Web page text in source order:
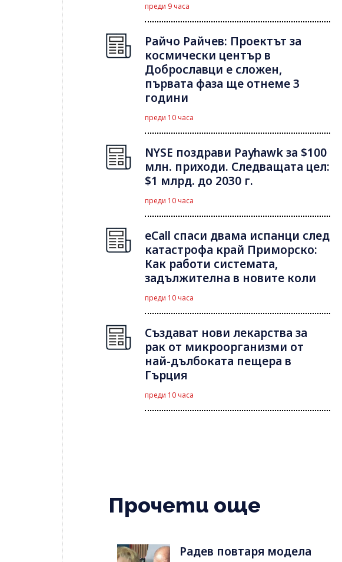
преди 9 часа
Райчо Райчев: Проектът за
космически център в
Доброславци е сложен,
първата фаза ще отнеме 3
години
преди 10 часа
NYSE поздрави Payhawk за $100
млн. приходи. Следващата цел:
$1 млрд. до 2030 г.
преди 10 часа
eCall спаси двама испанци след
катастрофа край Приморско:
Как работи системата,
задължителна в новите коли
преди 10 часа
Създават нови лекарства за
рак от микроорганизми от
най-дълбоката пещера в
Гърция
преди 10 часа
Прочети още
Радев повтаря модела